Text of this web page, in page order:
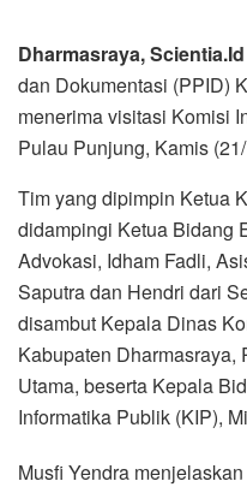
Dharmasraya, Scientia.Id
dan Dokumentasi (PPID)
menerima visitasi Komisi
Pulau Punjung, Kamis
Tim yang dipimpin Ketua
didampingi Ketua Bidang
Advokasi, Idham Fadli,
Saputra dan Hendri dari
disambut Kepala Dinas
Kabupaten
Utama, beserta Kepala
Informatika Publik (KIP),
Musfi Yendra